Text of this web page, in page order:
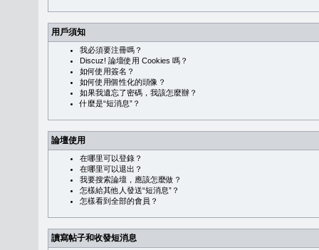
用戶須知
我必須要注冊嗎？
Discuz! 論壇使用 Cookies 嗎？
如何使用簽名？
如何使用個性化的頭像？
如果我遺忘了密碼，我該怎麼辦？
什麼是“短消息”？
論壇使用
在哪里可以登錄？
在哪里可以退出？
我要搜索論壇，應該怎麼做？
怎樣給其他人發送“短消息”？
怎樣看到全部的會員？
讀寫帖子和收發短消息